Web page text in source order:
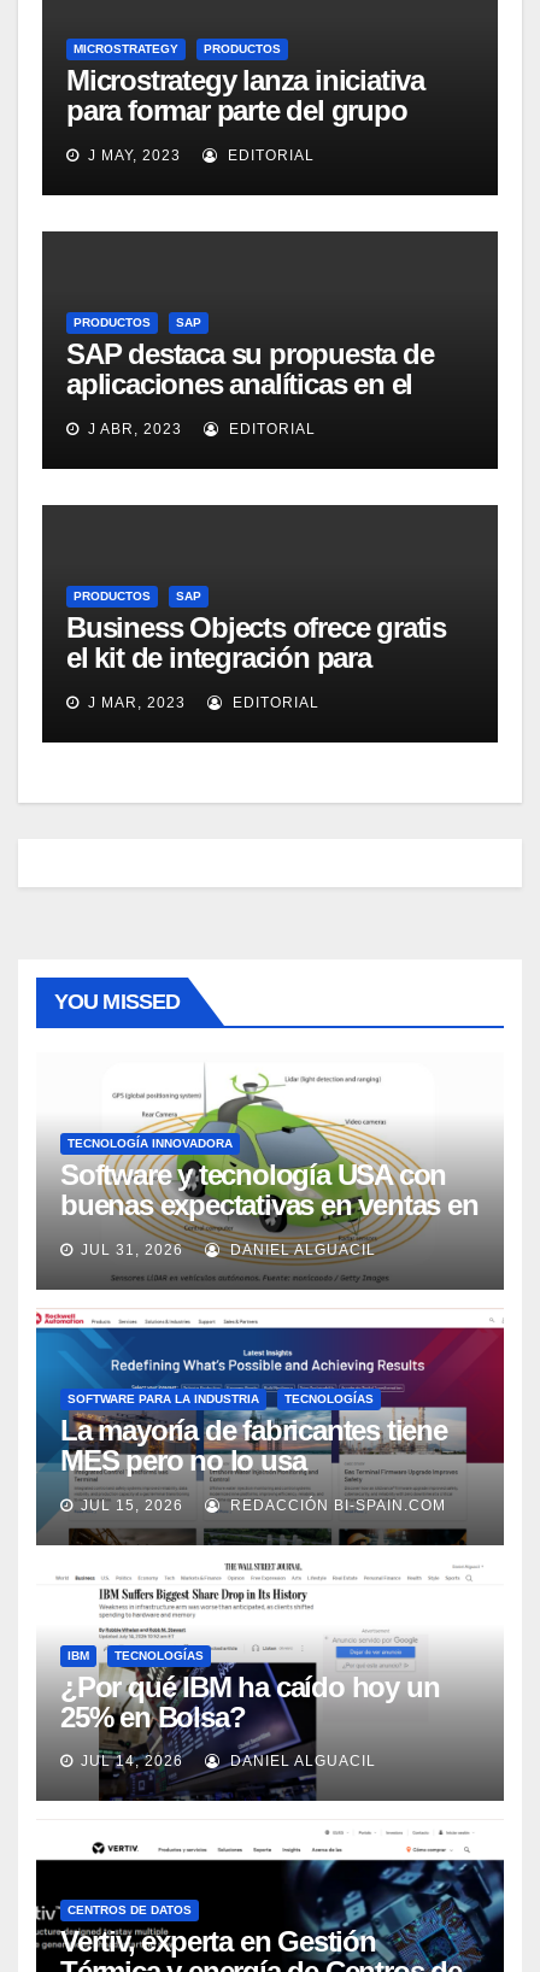
MICROSTRATEGY PRODUCTOS
Microstrategy lanza iniciativa
para formar parte del grupo
MicroStrategy Business
Intelligence Group en LinkedIn
J MAY, 2023 EDITORIAL
PRODUCTOS SAP
SAP destaca su propuesta de
aplicaciones analíticas en el
mercado español
J ABR, 2023 EDITORIAL
PRODUCTOS SAP
Business Objects ofrece gratis
el kit de integración para
Micrososft Office SharePoint
Server 2007
J MAR, 2023 EDITORIAL
YOU MISSED
TECNOLOGÍA INNOVADORA
Software y tecnología USA con
buenas expectativas en ventas en
los próximos 2 años, según
Market Watch
JUL 31, 2026 DANIEL ALGUACIL
SOFTWARE PARA LA INDUSTRIA TECNOLOGÍAS
La mayoría de fabricantes tiene
MES pero no lo usa
adecuadamente, según Rockwell
Automation
JUL 15, 2026 REDACCIÓN BI-SPAIN.COM
IBM TECNOLOGÍAS
¿Por qué IBM ha caído hoy un
25% en Bolsa?
JUL 14, 2026 DANIEL ALGUACIL
CENTROS DE DATOS
Vertiv, experta en Gestión